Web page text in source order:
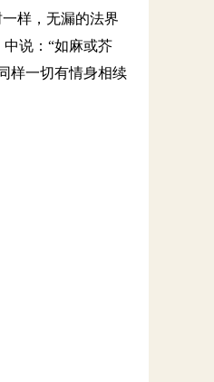
样，无漏的法界
说：“如麻或芥
样一切有情身相续